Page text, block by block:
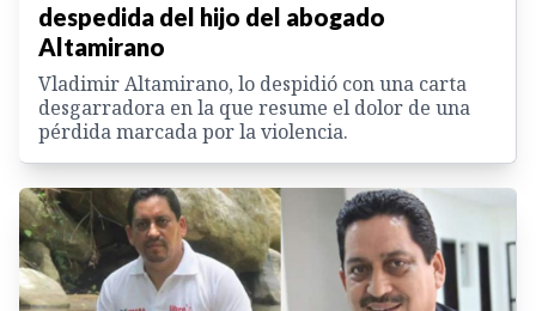
despedida del hijo del abogado
Altamirano
Vladimir Altamirano, lo despidió con una carta
desgarradora en la que resume el dolor de una
pérdida marcada por la violencia.